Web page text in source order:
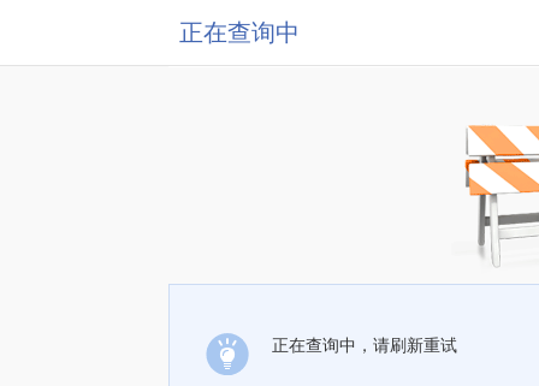
正在查询中
正在查询中，请刷新重试